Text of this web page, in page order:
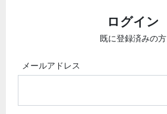
ログイン
既に登録済みの方
メールアドレス